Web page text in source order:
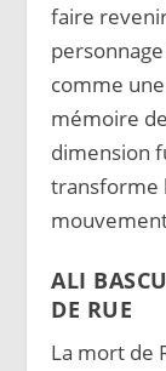
faire
comme
mémoire
dimension
transforme
ALI
DE RUE
La mort de